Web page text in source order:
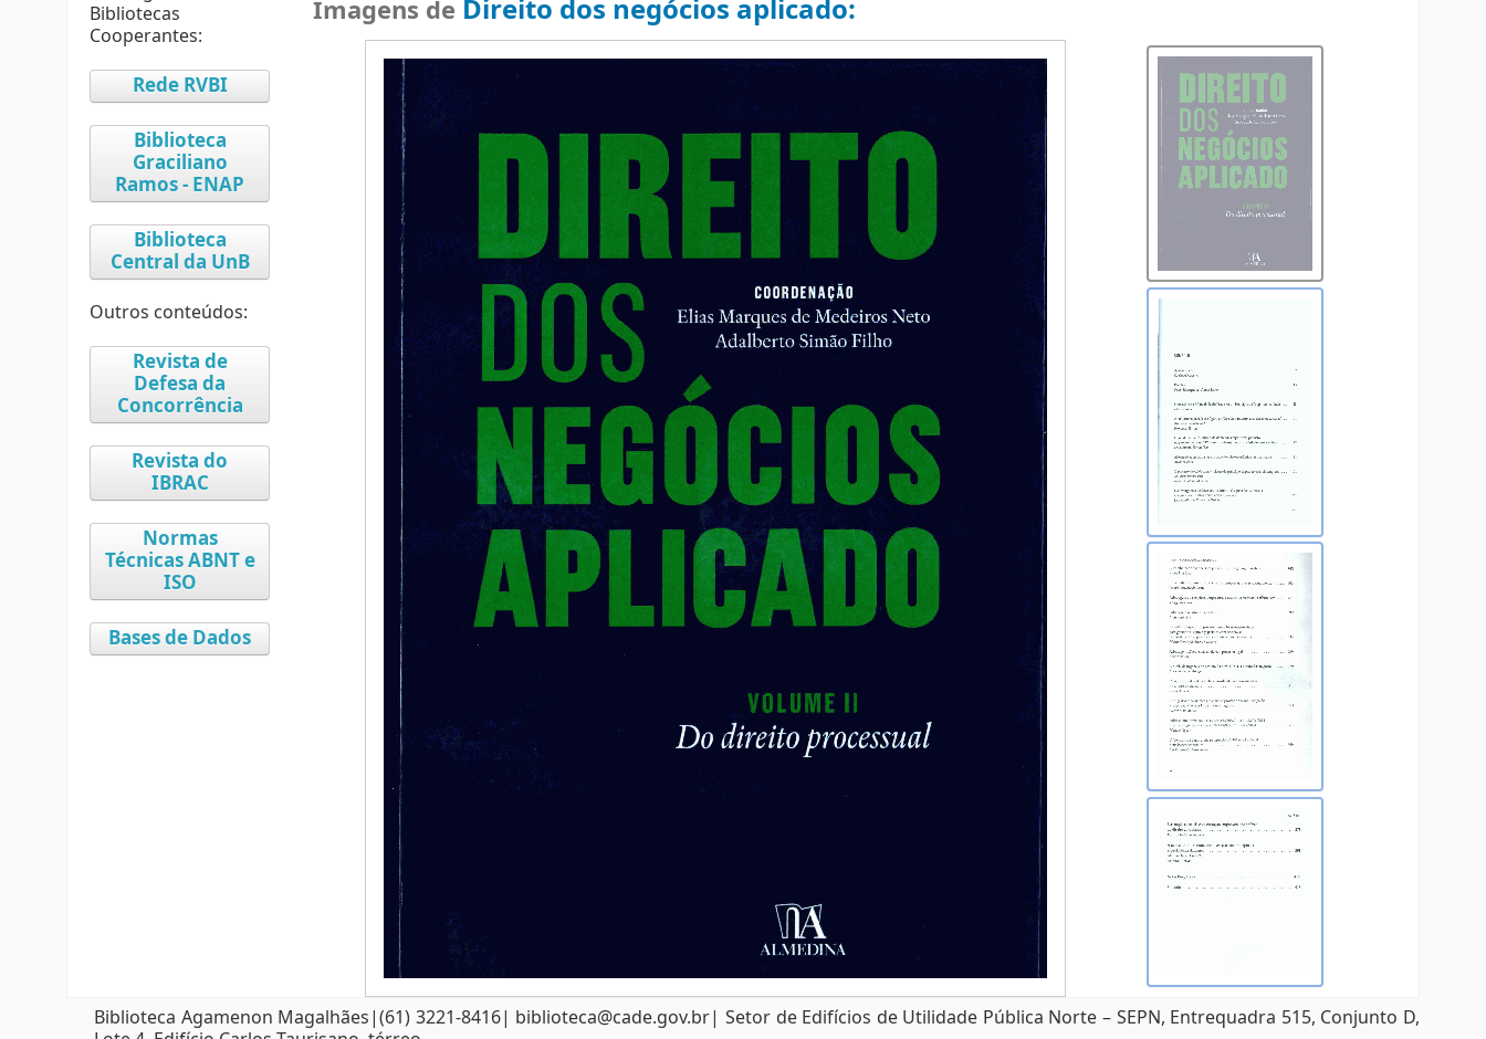
Bibliotecas
Cooperantes:
Rede RVBI
Biblioteca
Graciliano
Ramos - ENAP
Biblioteca
Central da UnB
Outros conteúdos:
Revista de
Defesa da
Concorrência
Revista do
IBRAC
Normas
Técnicas ABNT e
ISO
Bases de Dados
Imagens de Direito dos negócios aplicado:
Biblioteca Agamenon Magalhães|(61) 3221-8416| biblioteca@cade.gov.br| Setor de Edifícios de Utilidade Pública Norte – SEPN, Entrequadra 515, Conjunto D,